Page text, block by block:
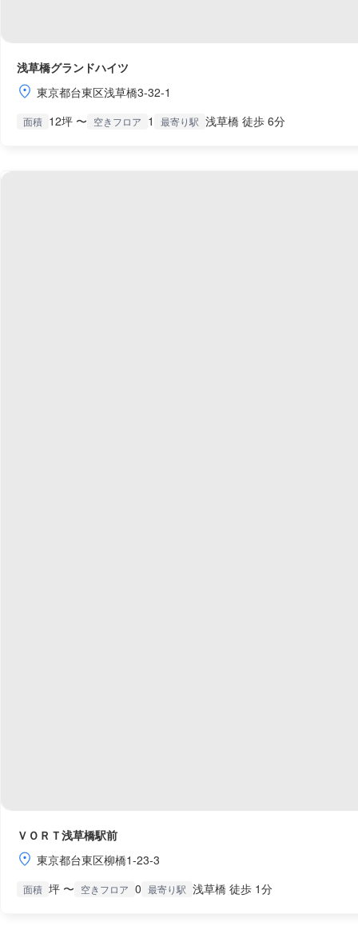
浅草橋グランドハイツ
東京都台東区浅草橋3-32-1
面積 12坪 〜 空きフロア 1 最寄り駅 浅草橋 徒歩 6分
ＶＯＲＴ浅草橋駅前
東京都台東区柳橋1-23-3
面積 坪 〜 空きフロア 0 最寄り駅 浅草橋 徒歩 1分